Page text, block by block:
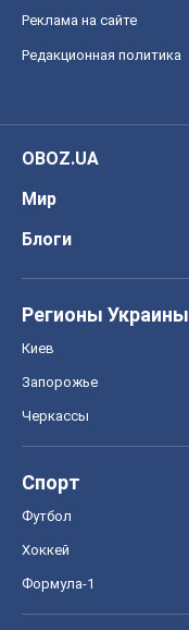
Реклама на сайте
Редакционная политика
OBOZ.UA
Мир
Блоги
Регионы Украины
Киев
Запорожье
Черкассы
Спорт
Футбол
Хоккей
Формула-1